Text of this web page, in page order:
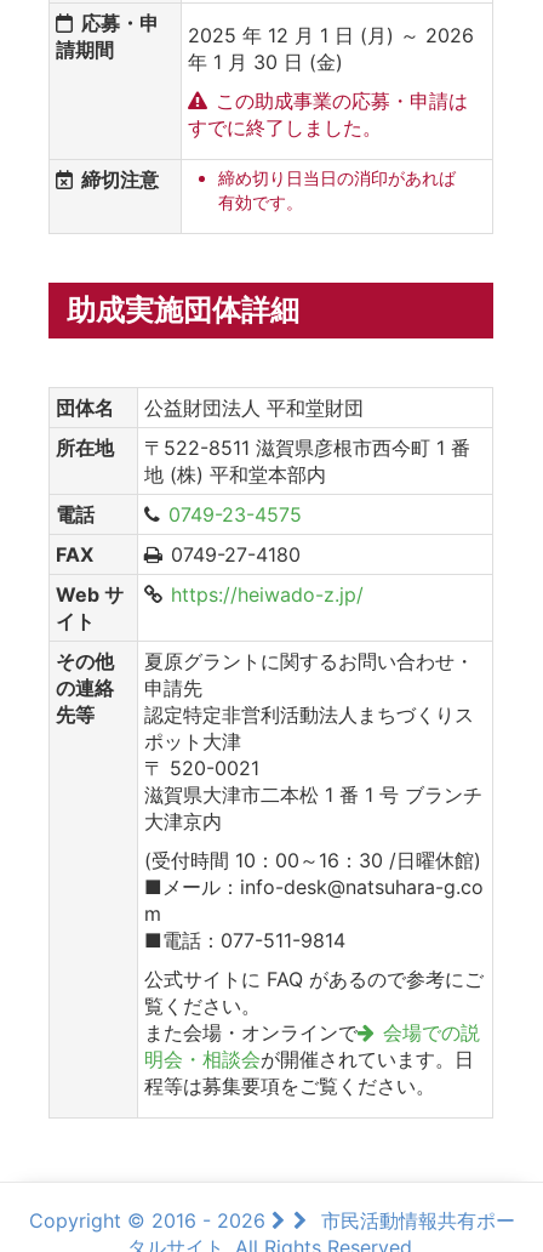
応募・申
請期間
2025 年 12 月 1 日 (月) ～ 2026
年 1 月 30 日 (金)
この助成事業の応募・申請は
すでに終了しました。
締切注意
締め切り日当日の消印があれば
有効です。
助成実施団体詳細
団体名
公益財団法人 平和堂財団
所在地
〒522-8511 滋賀県彦根市西今町 1 番
地 (株) 平和堂本部内
電話
0749-23-4575
FAX
0749-27-4180
Web サ
イト
https://heiwado-z.jp/
その他
の連絡
先等
夏原グラントに関するお問い合わせ・
申請先
認定特定非営利活動法人まちづくりス
ポット大津
〒 520-0021
滋賀県大津市二本松 1 番 1 号 ブランチ
大津京内
(受付時間 10：00～16：30 /日曜休館)
■メール：info-desk@natsuhara-g.co
m
■電話：077-511-9814
公式サイトに FAQ があるので参考にご
覧ください。
また会場・オンラインで
会場での説
明会・相談会が開催されています。日
程等は募集要項をご覧ください。
Copyright © 2016 - 2026
市民活動情報共有ポー
タルサイト, All Rights Reserved.